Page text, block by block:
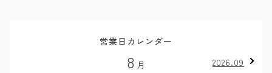
営業日カレンダー
8 月 2026.09